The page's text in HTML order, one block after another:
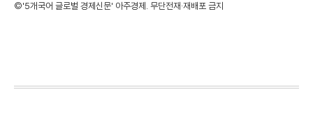
©'5개국어 글로벌 경제신문' 아주경제. 무단전재·재배포 금지